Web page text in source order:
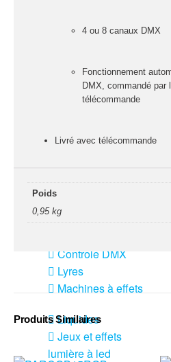
étincelles froide
Machines à
fumée-geyser
ÉCLAIRAGE
Éclairage
Accessoires
Contrôle DMX
Lyres
Machines à effets
Liquides
Jeux et effets
lumière à led
4 ou 8 canaux DMX
Fonctionnement
DMX, commandé par
télécommande
Livré avec télécommande
Poids
0,95 kg
Produits Similaires